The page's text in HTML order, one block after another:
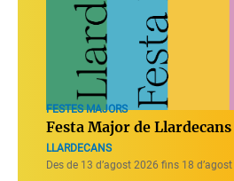
FESTES MAJORS
Festa Major de Llardecans
LLARDECANS
Des de 13 d’agost 2026 fins 18